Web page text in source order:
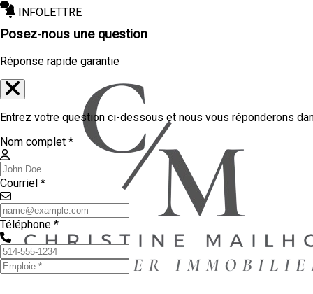
INFOLETTRE
Posez-nous une question
Réponse rapide garantie
Entrez votre question ci-dessous et nous vous réponderons
Nom complet *
Courriel *
Téléphone *